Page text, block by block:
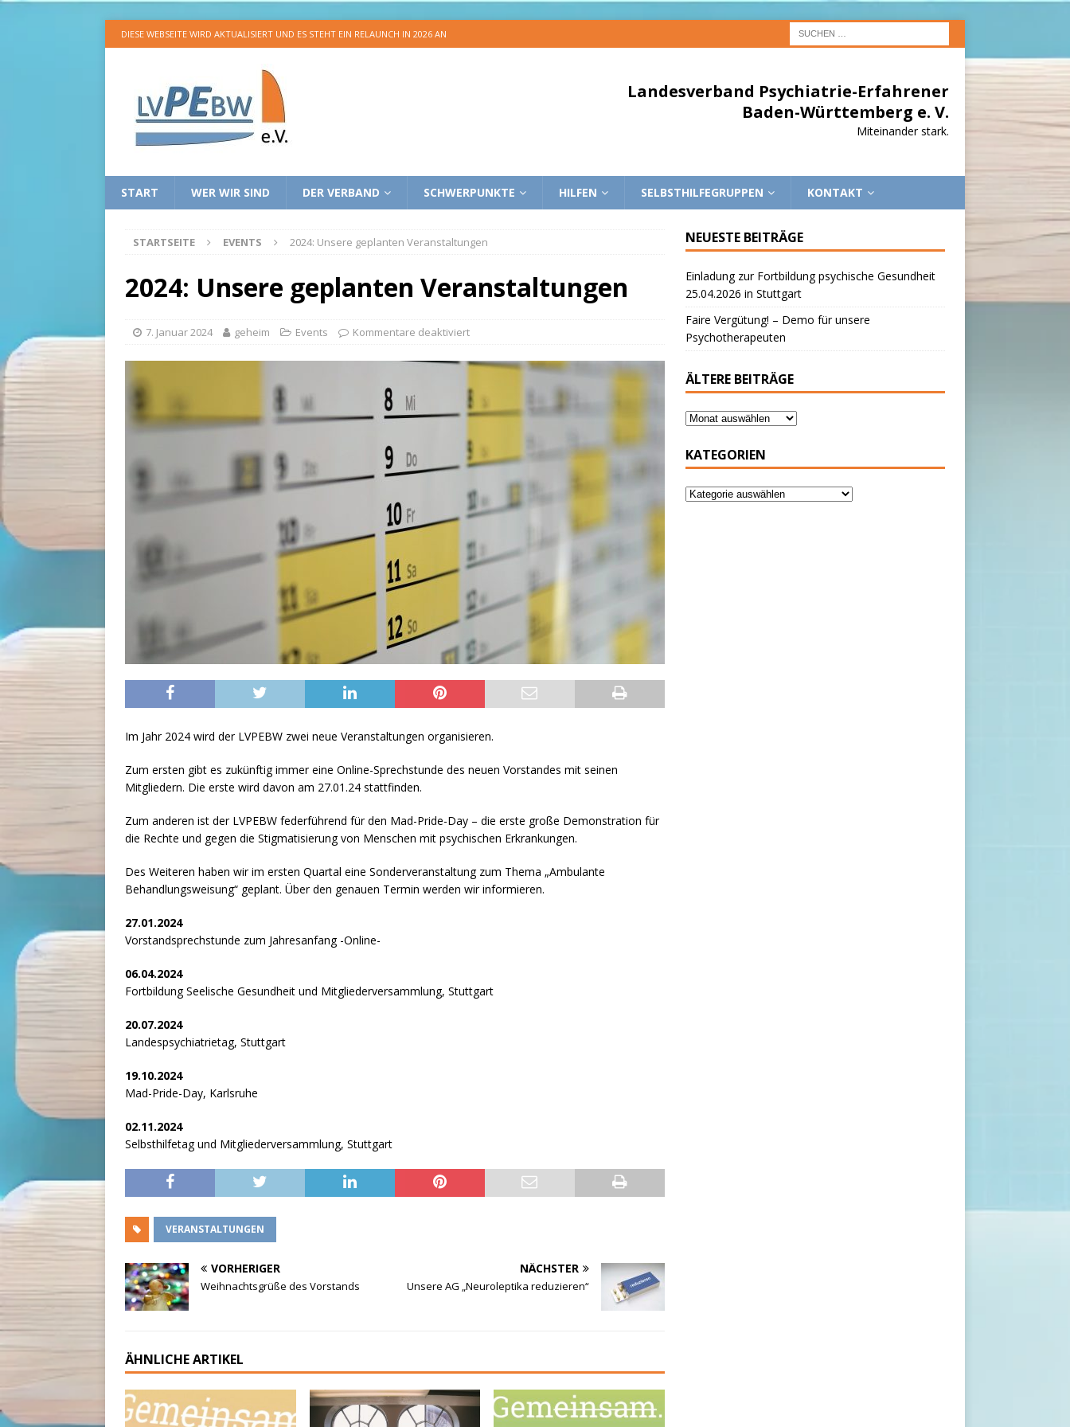
DIESE WEBSEITE WIRD AKTUALISIERT UND ES STEHT EIN RELAUNCH IN 2026 AN
Landesverband Psychiatrie-Erfahrener
Baden-Württemberg e. V.
Miteinander stark.
START WER WIR SIND DER VERBAND SCHWERPUNKTE HILFEN SELBSTHILFEGRUPPEN KONTAKT
STARTSEITE EVENTS 2024: Unsere geplanten Veranstaltungen
2024: Unsere geplanten Veranstaltungen
7. Januar 2024 geheim Events Kommentare deaktiviert
Im Jahr 2024 wird der LVPEBW zwei neue Veranstaltungen organisieren.
Zum ersten gibt es zukünftig immer eine Online-Sprechstunde des neuen Vorstandes mit seinen
Mitgliedern. Die erste wird davon am 27.01.24 stattfinden.
Zum anderen ist der LVPEBW federführend für den Mad-Pride-Day – die erste große Demonstration für
die Rechte und gegen die Stigmatisierung von Menschen mit psychischen Erkrankungen.
Des Weiteren haben wir im ersten Quartal eine Sonderveranstaltung zum Thema „Ambulante
Behandlungsweisung“ geplant. Über den genauen Termin werden wir informieren.
27.01.2024
Vorstandsprechstunde zum Jahresanfang -Online-
06.04.2024
Fortbildung Seelische Gesundheit und Mitgliederversammlung, Stuttgart
20.07.2024
Landespsychiatrietag, Stuttgart
19.10.2024
Mad-Pride-Day, Karlsruhe
02.11.2024
Selbsthilfetag und Mitgliederversammlung, Stuttgart
VERANSTALTUNGEN
VORHERIGER
Weihnachtsgrüße des Vorstands
NÄCHSTER
Unsere AG „Neuroleptika reduzieren“
ÄHNLICHE ARTIKEL
NEUESTE BEITRÄGE
Einladung zur Fortbildung psychische Gesundheit
25.04.2026 in Stuttgart
Faire Vergütung! – Demo für unsere
Psychotherapeuten
ÄLTERE BEITRÄGE
KATEGORIEN